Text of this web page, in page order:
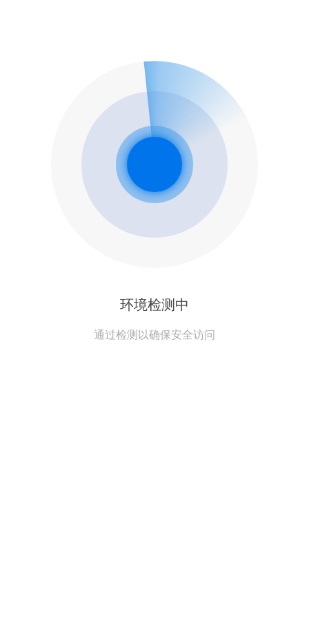
环境检测中
通过检测以确保安全访问